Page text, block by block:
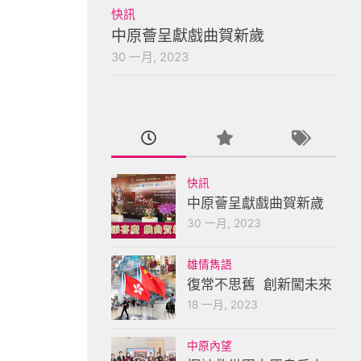
快訊
中原薈呈獻戲曲賀新歲
30 一月, 2023
快訊
中原薈呈獻戲曲賀新歲
30 一月, 2023
雄情雋語
復常不思舊 創新闖未來
18 一月, 2023
中原內望